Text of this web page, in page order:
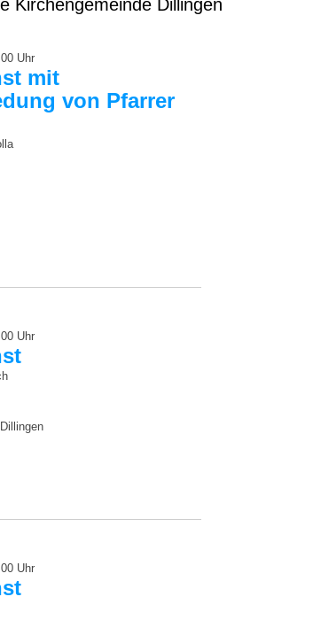
Kirchengemeinde Dillingen
Uhr
mit
von Pfarrer
Uhr
Uhr